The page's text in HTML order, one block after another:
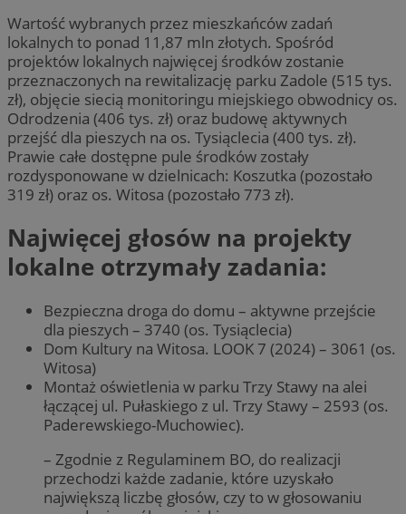
Wartość wybranych przez mieszkańców zadań
lokalnych to ponad 11,87 mln złotych. Spośród
projektów lokalnych najwięcej środków zostanie
przeznaczonych na rewitalizację parku Zadole (515 tys.
zł), objęcie siecią monitoringu miejskiego obwodnicy os.
Odrodzenia (406 tys. zł) oraz budowę aktywnych
przejść dla pieszych na os. Tysiąclecia (400 tys. zł).
Prawie całe dostępne pule środków zostały
rozdysponowane w dzielnicach: Koszutka (pozostało
319 zł) oraz os. Witosa (pozostało 773 zł).
Najwięcej głosów na projekty
lokalne otrzymały zadania:
Bezpieczna droga do domu – aktywne przejście
dla pieszych – 3740 (os. Tysiąclecia)
Dom Kultury na Witosa. LOOK 7 (2024) – 3061 (os.
Witosa)
Montaż oświetlenia w parku Trzy Stawy na alei
łączącej ul. Pułaskiego z ul. Trzy Stawy – 2593 (os.
Paderewskiego-Muchowiec).
– Zgodnie z Regulaminem BO, do realizacji
przechodzi każde zadanie, które uzyskało
największą liczbę głosów, czy to w głosowaniu